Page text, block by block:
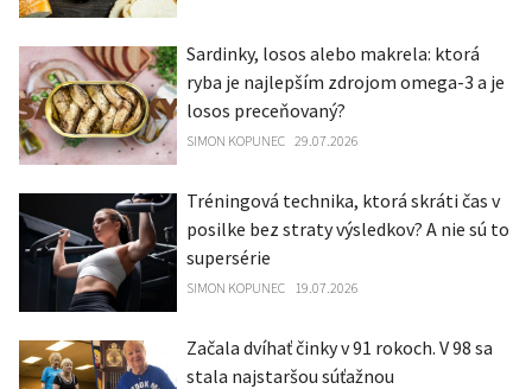
Sardinky, losos alebo makrela: ktorá
ryba je najlepším zdrojom omega-3 a je
losos preceňovaný?
SIMON KOPUNEC 29.07.2026
Tréningová technika, ktorá skráti čas v
posilke bez straty výsledkov? A nie sú to
supersérie
SIMON KOPUNEC 19.07.2026
Začala dvíhať činky v 91 rokoch. V 98 sa
stala najstaršou súťažnou